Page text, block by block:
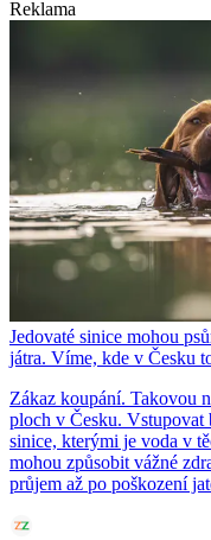
Reklama
Jedovaté sinice mohou
játra. Víme, kde v Česku
Zákaz koupání. Takovou
ploch v Česku. Vstupovat
sinice, kterými je voda v
mohou způsobit vážné
průjem až po poškození